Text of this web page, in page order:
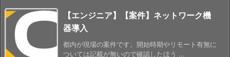
【エンジニア】【案件】ネットワーク機
器導入
都内が現場の案件です。開始時期やリモート有無に
ついては記載が無いので確認したほう ...